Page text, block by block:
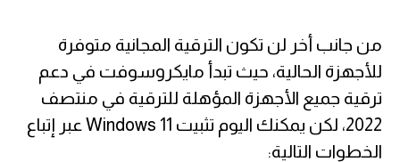
من جانب أخر لن تكون الترقية المجانية متوفرة
للأجهزة الحالية، حيث تبدأ مايكروسوفت في دعم
ترقية جميع الأجهزة المؤهلة للترقية في منتصف
2022، لكن يمكنك اليوم تثبيت Windows 11 عبر إتباع
الخطوات التالية: